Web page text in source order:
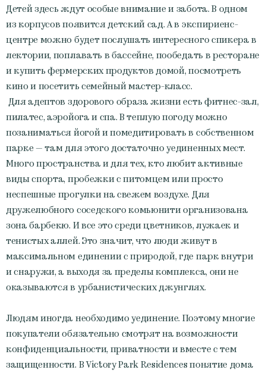
Детей здесь ждут особые внимание и забота. В одном
из корпусов появится детский сад. А в экспириенс-
центре можно будет послушать интересного спикера в
лектории, поплавать в бассейне, пообедать в ресторане
и купить фермерских продуктов домой, посмотреть
кино и посетить семейный мастер-класс.
Для адептов здорового образа жизни есть фитнес-зал,
пилатес, аэройога и спа. В теплую погоду можно
позаниматься йогой и помедитировать в собственном
парке — там для этого достаточно уединенных мест.
Много пространства и для тех, кто любит активные
виды спорта, пробежки с питомцем или просто
неспешные прогулки на свежем воздухе. Для
дружелюбного соседского комьюнити организована
зона барбекю. И все это среди цветников, лужаек и
тенистых аллей. Это значит, что люди живут в
максимальном единении с природой, где парк внутри
и снаружи, а выходя за пределы комплекса, они не
оказываются в урбанистических джунглях.
Людям иногда необходимо уединение. Поэтому многие
покупатели обязательно смотрят на возможности
конфиденциальности, приватности и вместе с тем
защищенности. В Victory Park Residences понятие дома